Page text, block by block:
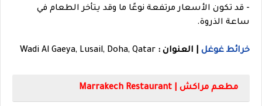
- قد تكون الأسعار مرتفعة نوعًا ما وقد يتأخر الطعام في
ساعة الذروة.
خرائط غوغل | العنوان : Wadi Al Gaeya, Lusail, Doha, Qatar
مطعم مراكش | Marrakech Restaurant